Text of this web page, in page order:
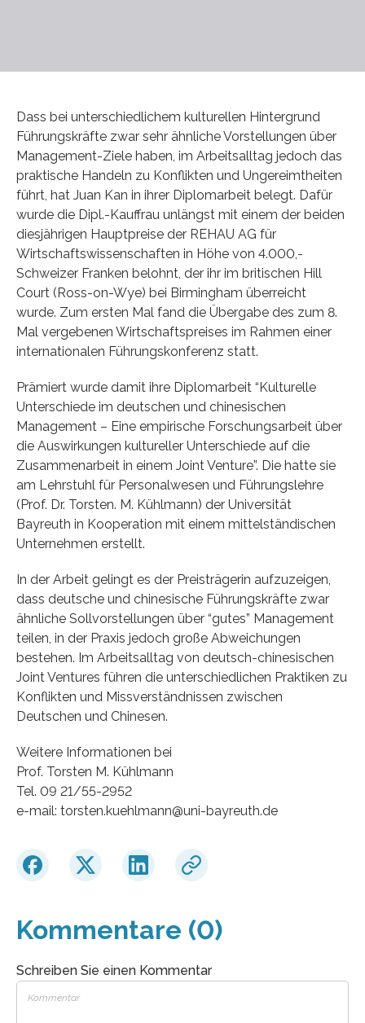
Dass bei unterschiedlichem kulturellen Hintergrund
Führungskräfte zwar sehr ähnliche Vorstellungen über
Management-Ziele haben, im Arbeitsalltag jedoch das
praktische Handeln zu Konflikten und Ungereimtheiten
führt, hat Juan Kan in ihrer Diplomarbeit belegt. Dafür
wurde die Dipl.-Kauffrau unlängst mit einem der beiden
diesjährigen Hauptpreise der REHAU AG für
Wirtschaftswissenschaften in Höhe von 4.000,-
Schweizer Franken belohnt, der ihr im britischen Hill
Court (Ross-on-Wye) bei Birmingham überreicht
wurde. Zum ersten Mal fand die Übergabe des zum 8.
Mal vergebenen Wirtschaftspreises im Rahmen einer
internationalen Führungskonferenz statt.
Prämiert wurde damit ihre Diplomarbeit “Kulturelle
Unterschiede im deutschen und chinesischen
Management – Eine empirische Forschungsarbeit über
die Auswirkungen kultureller Unterschiede auf die
Zusammenarbeit in einem Joint Venture”. Die hatte sie
am Lehrstuhl für Personalwesen und Führungslehre
(Prof. Dr. Torsten. M. Kühlmann) der Universität
Bayreuth in Kooperation mit einem mittelständischen
Unternehmen erstellt.
In der Arbeit gelingt es der Preisträgerin aufzuzeigen,
dass deutsche und chinesische Führungskräfte zwar
ähnliche Sollvorstellungen über “gutes” Management
teilen, in der Praxis jedoch große Abweichungen
bestehen. Im Arbeitsalltag von deutsch-chinesischen
Joint Ventures führen die unterschiedlichen Praktiken zu
Konflikten und Missverständnissen zwischen
Deutschen und Chinesen.
Weitere Informationen bei
Prof. Torsten M. Kühlmann
Tel. 09 21/55-2952
e-mail: torsten.kuehlmann@uni-bayreuth.de
Kommentare (0)
Schreiben Sie einen Kommentar